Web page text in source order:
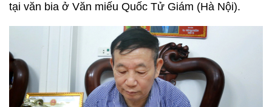
tại văn bia ở Văn miếu Quốc Tử Giám (Hà Nội).